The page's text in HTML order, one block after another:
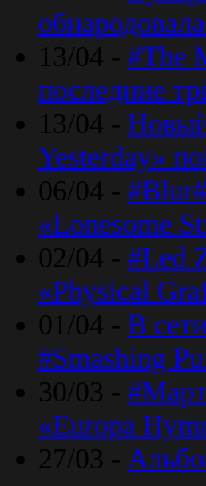
13/04 - #The
последние
13/04 -
Yesterday»
06/04 -
«Lonesome
02/04 - #Led
«Physical
01/04 - В
#Smashing
30/03 -
«Europa
27/03 -